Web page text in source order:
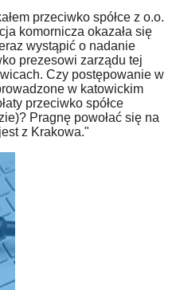
przeciwko spółce z o.o.
komornicza okazała się
wystąpić o nadanie
prezesowi zarządu tej
Czy postępowanie w
w katowickim
przeciwko spółce
Pragnę powołać się na
z Krakowa."